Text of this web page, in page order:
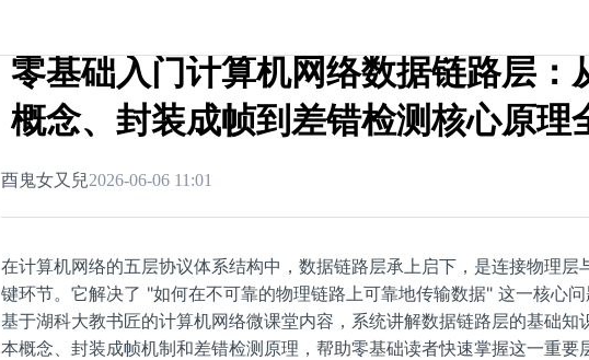
零基础入门计算机网络数据链路层：
概念、封装成帧到差错检测核心原理
酉鬼女又兒2026-06-06 11:01
在计算机网络的五层协议体系结构中，数据链路层承上启下，是连接物理层
键环节。它解决了 "如何在不可靠的物理链路上可靠地传输数据" 这一核心
基于湖科大教书匠的计算机网络微课堂内容，系统讲解数据链路层的基础知
本概念、封装成帧机制和差错检测原理，帮助零基础读者快速掌握这一重要